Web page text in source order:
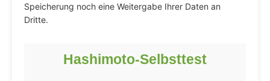
Speicherung noch eine Weitergabe Ihrer Daten an
Dritte.
Hashimoto-Selbsttest